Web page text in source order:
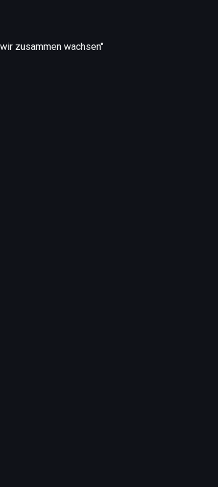
zusammen wachsen"